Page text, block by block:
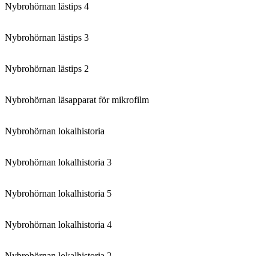
Nybrohörnan lästips 4
Nybrohörnan lästips 3
Nybrohörnan lästips 2
Nybrohörnan läsapparat för mikrofilm
Nybrohörnan lokalhistoria
Nybrohörnan lokalhistoria 3
Nybrohörnan lokalhistoria 5
Nybrohörnan lokalhistoria 4